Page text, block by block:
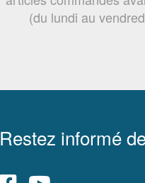
(du lundi au
Restez informé